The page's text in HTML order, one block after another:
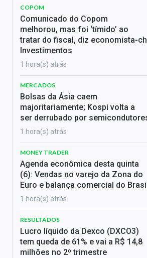
COPOM
Comunicado do Copom
melhorou, mas foi ‘tímido’ ao
tratar do fiscal, diz economista-
Investimentos
1 hora(s) atrás
MERCADOS
Bolsas da Ásia caem
majoritariamente; Kospi volta a
ser derrubado por
1 hora(s) atrás
MONEY TRADER
Agenda econômica desta quinta
(6): Vendas no varejo da Zona do
Euro e balança comercial do
1 hora(s) atrás
RESULTADOS
Lucro líquido da Dexco (DXCO3)
tem queda de 61% e vai a R$ 14,8
milhões no 2º trimestre